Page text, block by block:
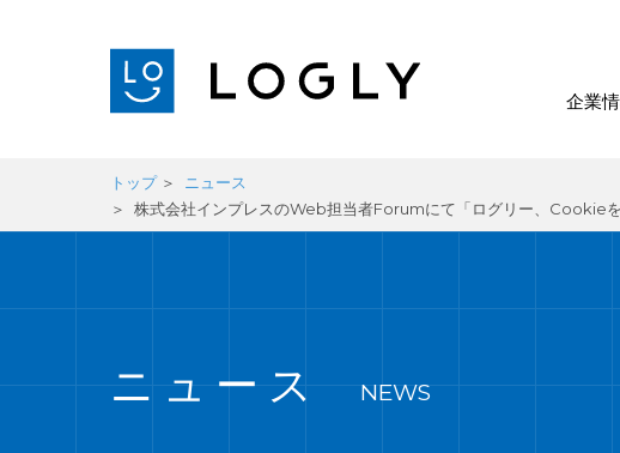
企業
トップ
ニュース
株式会社インプレスのWeb担当者Forumにて「ログリー、Cookie
ニュース NEWS